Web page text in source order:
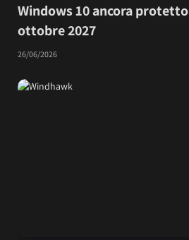
Windows 10 ancora
ottobre 2027
26/06/2026